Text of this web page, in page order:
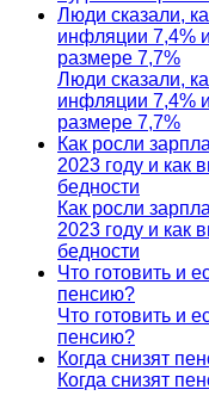
Люди сказали,
инфляции 7,4%
размере 7,7%
Люди сказали,
инфляции 7,4%
размере 7,7%
Как росли
2023 году и как
бедности
Как росли
2023 году и как
бедности
Что готовить и
пенсию?
Что готовить и
пенсию?
Когда снизят
Когда снизят